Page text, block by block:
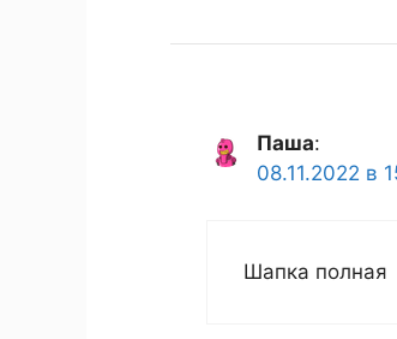
Паша:
08.11.2022 в
Шапка полная